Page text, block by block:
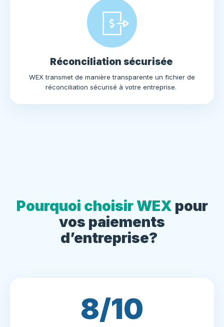
Réconciliation sécurisée
WEX transmet de manière transparente un fichier de
réconciliation sécurisé à votre entreprise.
Pourquoi choisir WEX pour
vos paiements
d’entreprise?
8/10